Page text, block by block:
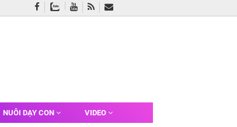
NUÔI DẠY CON VIDEO